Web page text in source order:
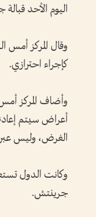
اليوم الأحد قبالة
وقال المركز
كإجراء احترازي.
وأضاف المركز
أعراض سيتم
الغرض، وليس عبر
جرينتش.